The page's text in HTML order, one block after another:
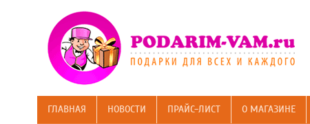
ГЛАВНАЯ НОВОСТИ ПРАЙС-ЛИСТ О МАГАЗИНЕ